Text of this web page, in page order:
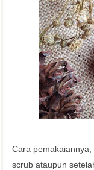
Cara
scrub ataupun